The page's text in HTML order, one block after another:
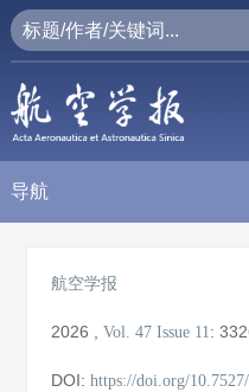
导航
航空学报
2026 ,Vol. 47 Issue 11:
DOI:https://doi.org/